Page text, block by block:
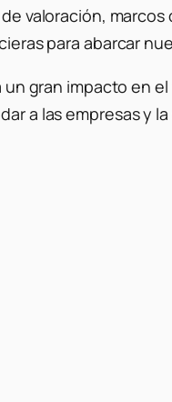
valoración,
para abarcar
un gran impacto en
a las empresas y